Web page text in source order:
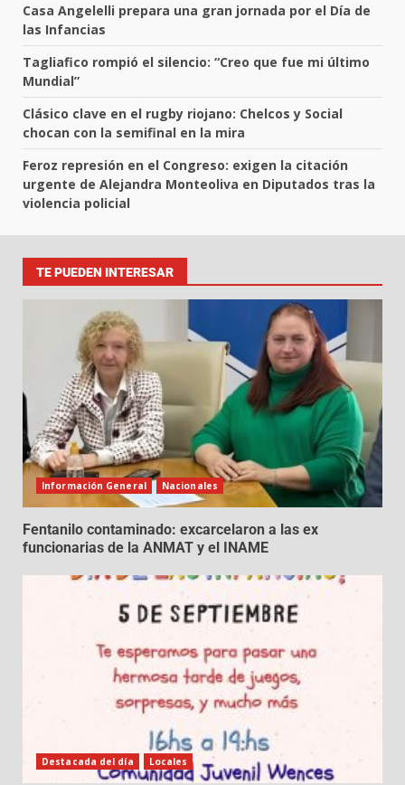
Casa Angelelli prepara una gran jornada por el Día de
las Infancias
Tagliafico rompió el silencio: “Creo que fue mi último
Mundial”
Clásico clave en el rugby riojano: Chelcos y Social
chocan con la semifinal en la mira
Feroz represión en el Congreso: exigen la citación
urgente de Alejandra Monteoliva en Diputados tras la
violencia policial
TE PUEDEN INTERESAR
Información General Nacionales
Fentanilo contaminado: excarcelaron a las ex
funcionarias de la ANMAT y el INAME
Destacada del día Locales